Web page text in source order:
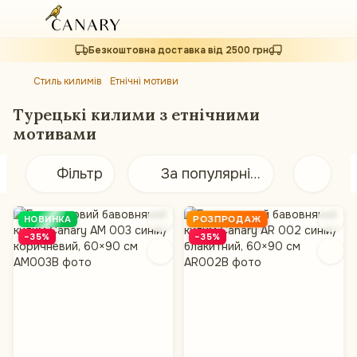
Безкоштовна доставка від 2500 грн
Стиль килимів Етнічні мотиви
Турецькі килими з етнічними
мотивами
Фільтр За популярністю
НОВИНКА
−35%
РОЗПРОДАЖ
−35%